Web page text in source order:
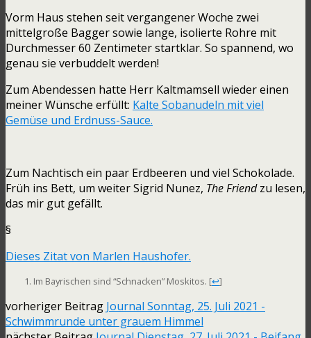
Vorm Haus stehen seit vergangener Woche zwei
mittelgroße Bagger sowie lange, isolierte Rohre mit
Durchmesser 60 Zentimeter startklar. So spannend, wo
genau sie verbuddelt werden!
Zum Abendessen hatte Herr Kaltmamsell wieder einen
meiner Wünsche erfüllt: Kalte Sobanudeln mit viel
Gemüse und Erdnuss-Sauce.
Zum Nachtisch ein paar Erdbeeren und viel Schokolade.
Früh ins Bett, um weiter Sigrid Nunez, The Friendzu lesen,
das mir gut gefällt.
§
Dieses Zitat von Marlen Haushofer.
Im Bayrischen sind “Schnacken” Moskitos. [↩]
vorheriger Beitrag Journal Sonntag, 25. Juli 2021 -
Schwimmrunde unter grauem Himmel